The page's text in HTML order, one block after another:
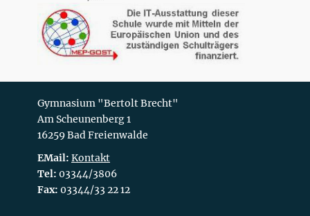
Gymnasium "Bertolt Brecht"
Am Scheunenberg 1
16259 Bad Freienwalde
EMail: Kontakt
Tel: 03344/3806
Fax: 03344/33 22 12